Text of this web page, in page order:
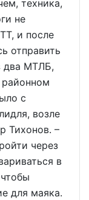
техника,
не
и после
отправить
два МТЛБ,
с
возле
Тихонов. –
через
в
для маяка.